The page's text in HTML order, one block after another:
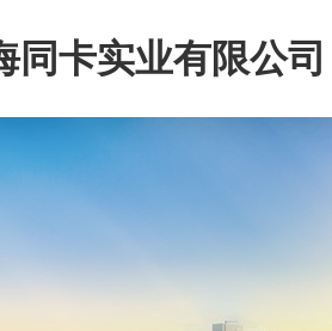
同卡实业有限公司